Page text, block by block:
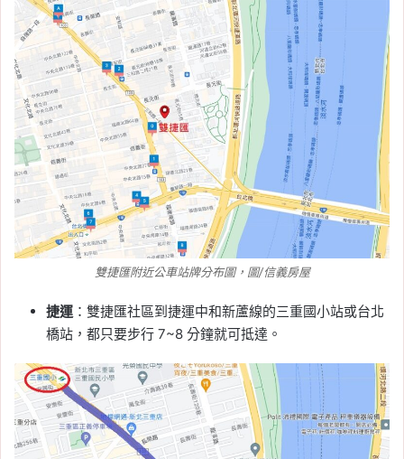
雙捷匯附近公車站牌分布圖，圖/信義房屋
捷運 ：雙捷匯社區到捷運中和新蘆線的三重國小站或台北
橋站，都只要步行 7~8 分鐘就可抵達。